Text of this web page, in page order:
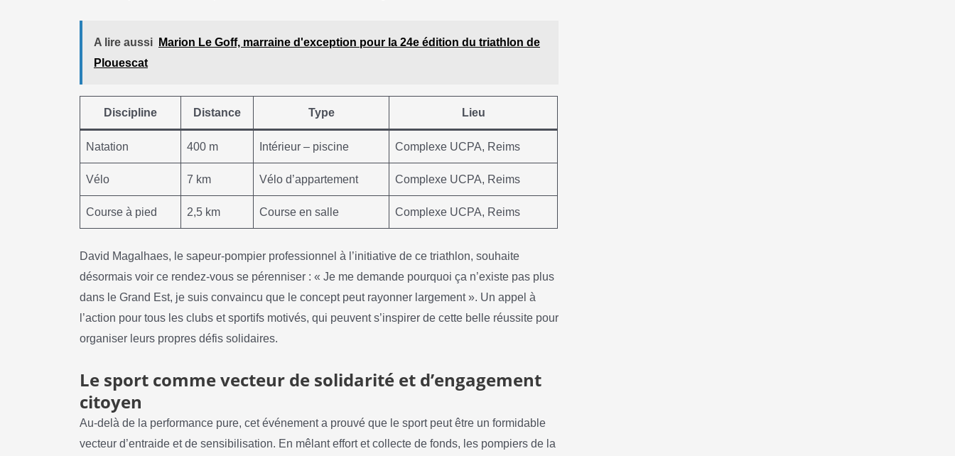
A lire aussi
Marion Le Goff, marraine d'exception pour la 24e édition du triathlon de
Plouescat
Discipline Distance Type Lieu
Natation 400 m Intérieur – piscine Complexe UCPA, Reims
Vélo 7 km Vélo d’appartement Complexe UCPA, Reims
Course à pied 2,5 km Course en salle Complexe UCPA, Reims
David Magalhaes, le sapeur-pompier professionnel à l’initiative de ce triathlon, souhaite
désormais voir ce rendez-vous se pérenniser : « Je me demande pourquoi ça n’existe pas plus
dans le Grand Est, je suis convaincu que le concept peut rayonner largement ». Un appel à
l’action pour tous les clubs et sportifs motivés, qui peuvent s’inspirer de cette belle réussite pour
organiser leurs propres défis solidaires.
Le sport comme vecteur de solidarité et d’engagement
citoyen
Au-delà de la performance pure, cet événement a prouvé que le sport peut être un formidable
vecteur d’entraide et de sensibilisation. En mêlant effort et collecte de fonds, les pompiers de la